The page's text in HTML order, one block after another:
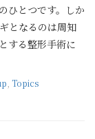
ひとつです。しか
となるのは周知
する整形手術に
Topics